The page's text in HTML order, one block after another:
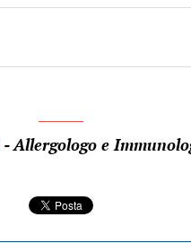
- Allergologo e